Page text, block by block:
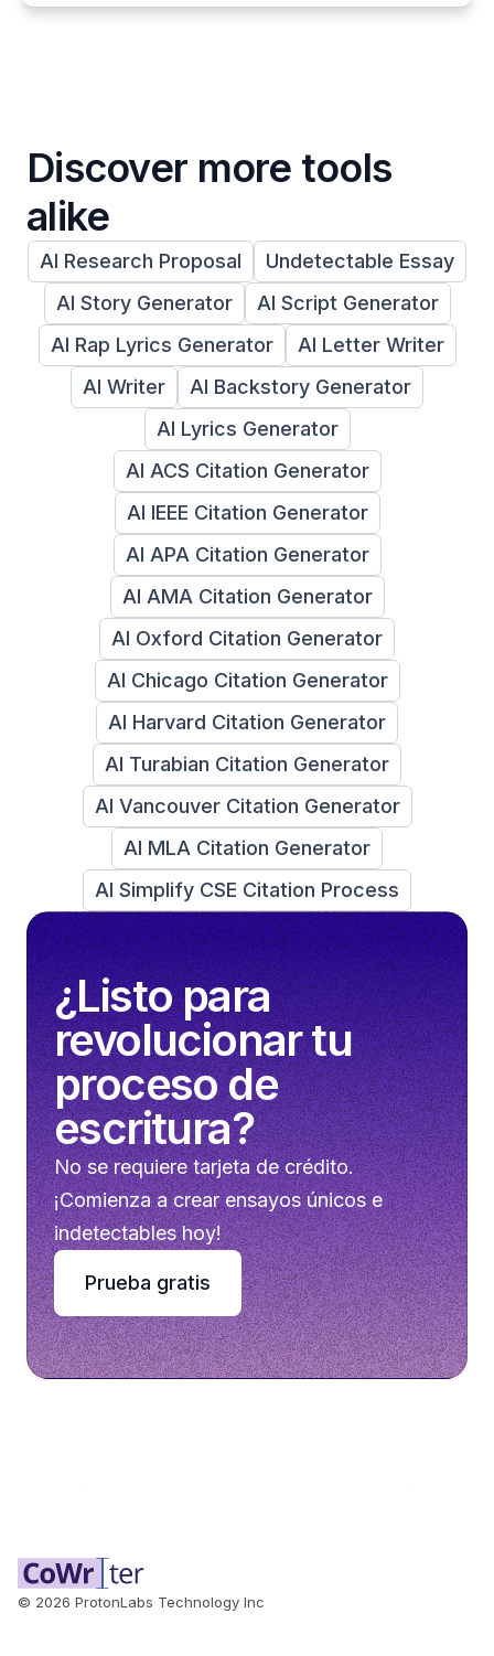
Discover more tools
alike
AI Research Proposal
Undetectable Essay
AI Story Generator
AI Script Generator
AI Rap Lyrics Generator
AI Letter Writer
AI Writer
AI Backstory Generator
AI Lyrics Generator
AI ACS Citation Generator
AI IEEE Citation Generator
AI APA Citation Generator
AI AMA Citation Generator
AI Oxford Citation Generator
AI Chicago Citation Generator
AI Harvard Citation Generator
AI Turabian Citation Generator
AI Vancouver Citation Generator
AI MLA Citation Generator
AI Simplify CSE Citation Process
¿Listo para
revolucionar tu
proceso de
escritura?
No se requiere tarjeta de crédito.
¡Comienza a crear ensayos únicos e
indetectables hoy!
Prueba gratis
© 2026 ProtonLabs Technology Inc